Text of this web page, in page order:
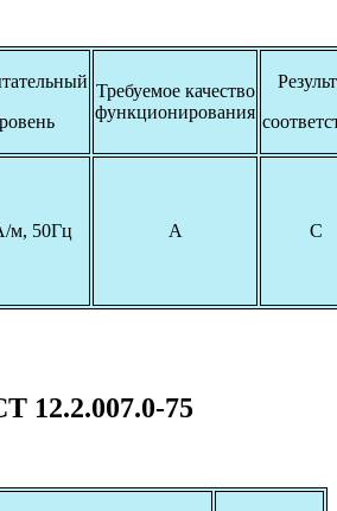
Требуемое качество
функционирования
м, 50Гц А С
12.2.007.0-75